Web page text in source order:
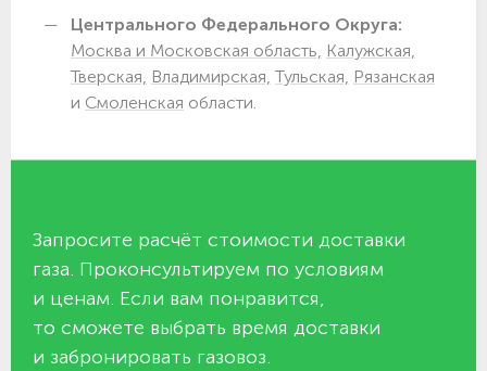
Центрального Федерального Округа:
Москва и Московская область, Калужская,
Тверская, Владимирская, Тульская, Рязанская
и Смоленская области.
Запросите расчёт стоимости доставки
газа. Проконсультируем по условиям
и ценам. Если вам понравится,
то сможете выбрать время доставки
и забронировать газовоз.